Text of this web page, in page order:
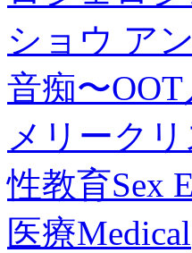
ショウ ア
音痴〜
メリークリ
性教育Sex
医療Medical